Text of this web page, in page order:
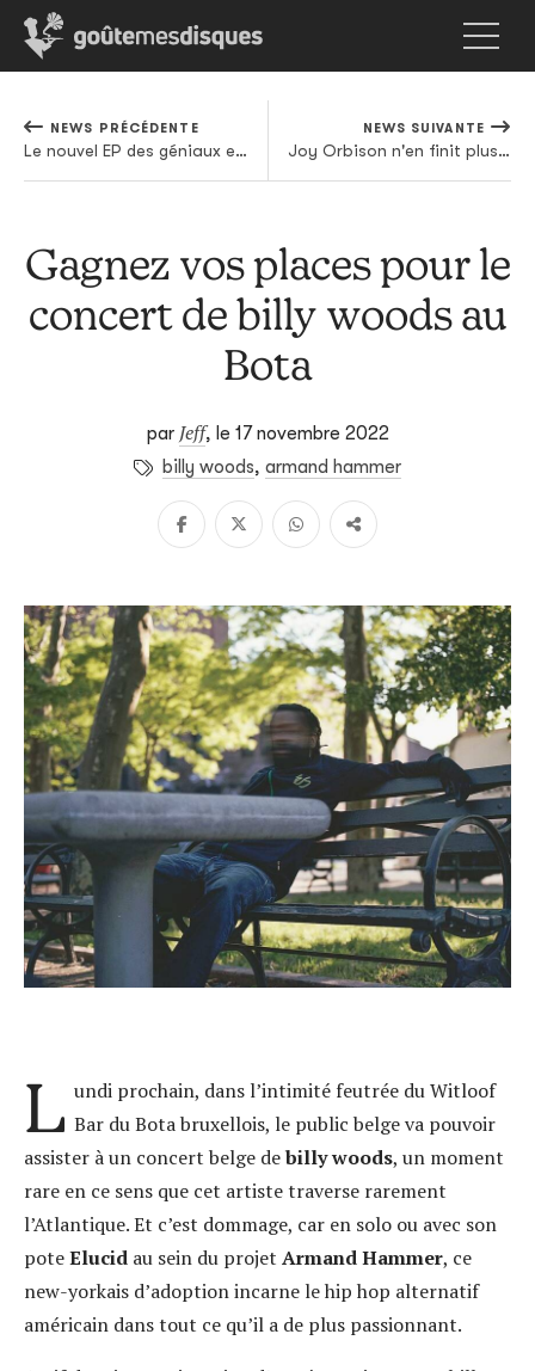
NEWS PRÉCÉDENTE
Le nouvel EP des géniaux edgar déception s'écoute autant qu'il se regarde
NEWS SUIVANTE
Joy Orbison n'en finit plus d'aligner les bangers
Gagnez vos places pour le
concert de billy woods au
Bota
par Jeff, le 17 novembre 2022
billy woods, armand hammer
L undi prochain, dans l’intimité feutrée du Witloof
Bar du Bota bruxellois, le public belge va pouvoir
assister à un concert belge debilly woods, un moment
rare en ce sens que cet artiste traverse rarement
l’Atlantique. Et c’est dommage, car en solo ou avec son
poteElucid au sein du projet Armand Hammer, ce
new-yorkais d’adoption incarne le hip hop alternatif
américain dans tout ce qu’il a de plus passionnant.